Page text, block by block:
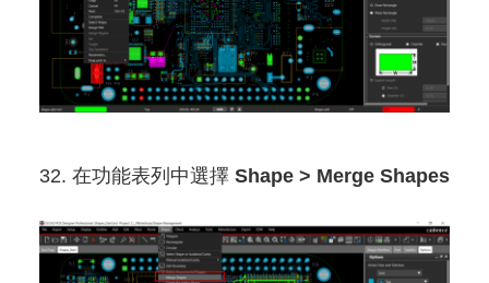
32. 在功能表列中選擇 Shape > Merge Shapes